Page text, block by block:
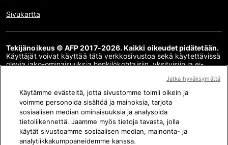
Sivukartta
Tekijänoikeus © AFP 2017-2026. Kaikki oikeudet pidätetään.
Käyttäjät voivat käyttää tätä verkkosivustoa sekä käytettävissä
olevia jako-ominaisuuksia henkilökohtaisiin, yksityisiin ja ei-
verkkosivuston sisällön jäljentäminen, välittäminen yleisölle tai
jakelu kokonaan tai osittain, mihin tahansa muuhun
tarkoitukseen ja/tai millä tahansa muulla tavalla ilman AFP:n
kanssa allekirjoitettua erityistä lisenssisopimusta on
ehdottomasti kielletty. Faktantarkistusten sisältämää tai niihin
linkkien kautta sisältyvää asiasisältöä esitetään siinä määrin kuin
se on tarpeen kyseisiä sisältöjä koskevan faktantarkistuksen
ymmärtämiseksi. AFP ei ole saanut oikeuksia kyseisen
Käytämme evästeitä, jotta sivustomme toimii oikein ja
voimme personoida sisältöä ja mainoksia, tarjota
sosiaalisen median ominaisuuksia ja analysoida
tietoliikennettä. Jaamme myös tietoja tavasta, jolla
käytät sivustoamme sosiaalisen median, mainonta- ja
analytiikkakumppaneidemme kanssa.
Jatka hyväksymättä